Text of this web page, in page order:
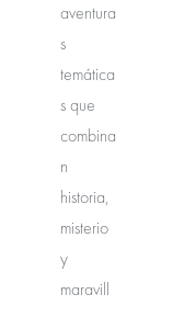
aventura
s
temática
s que
combina
n
historia,
misterio
y
maravill